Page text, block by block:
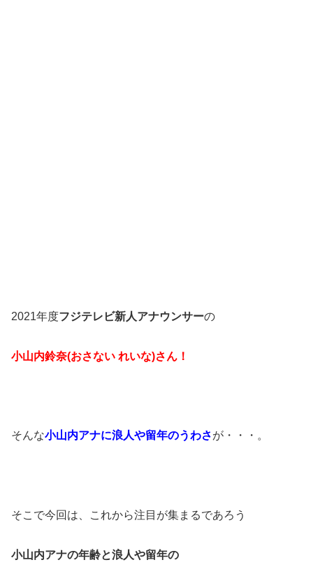
2021年度フジテレビ新人アナウンサーの
小山内鈴奈(おさない れいな)さん！
そんな小山内アナに浪人や留年のうわさが・・・。
そこで今回は、これから注目が集まるであろう
小山内アナの年齢と浪人や留年の